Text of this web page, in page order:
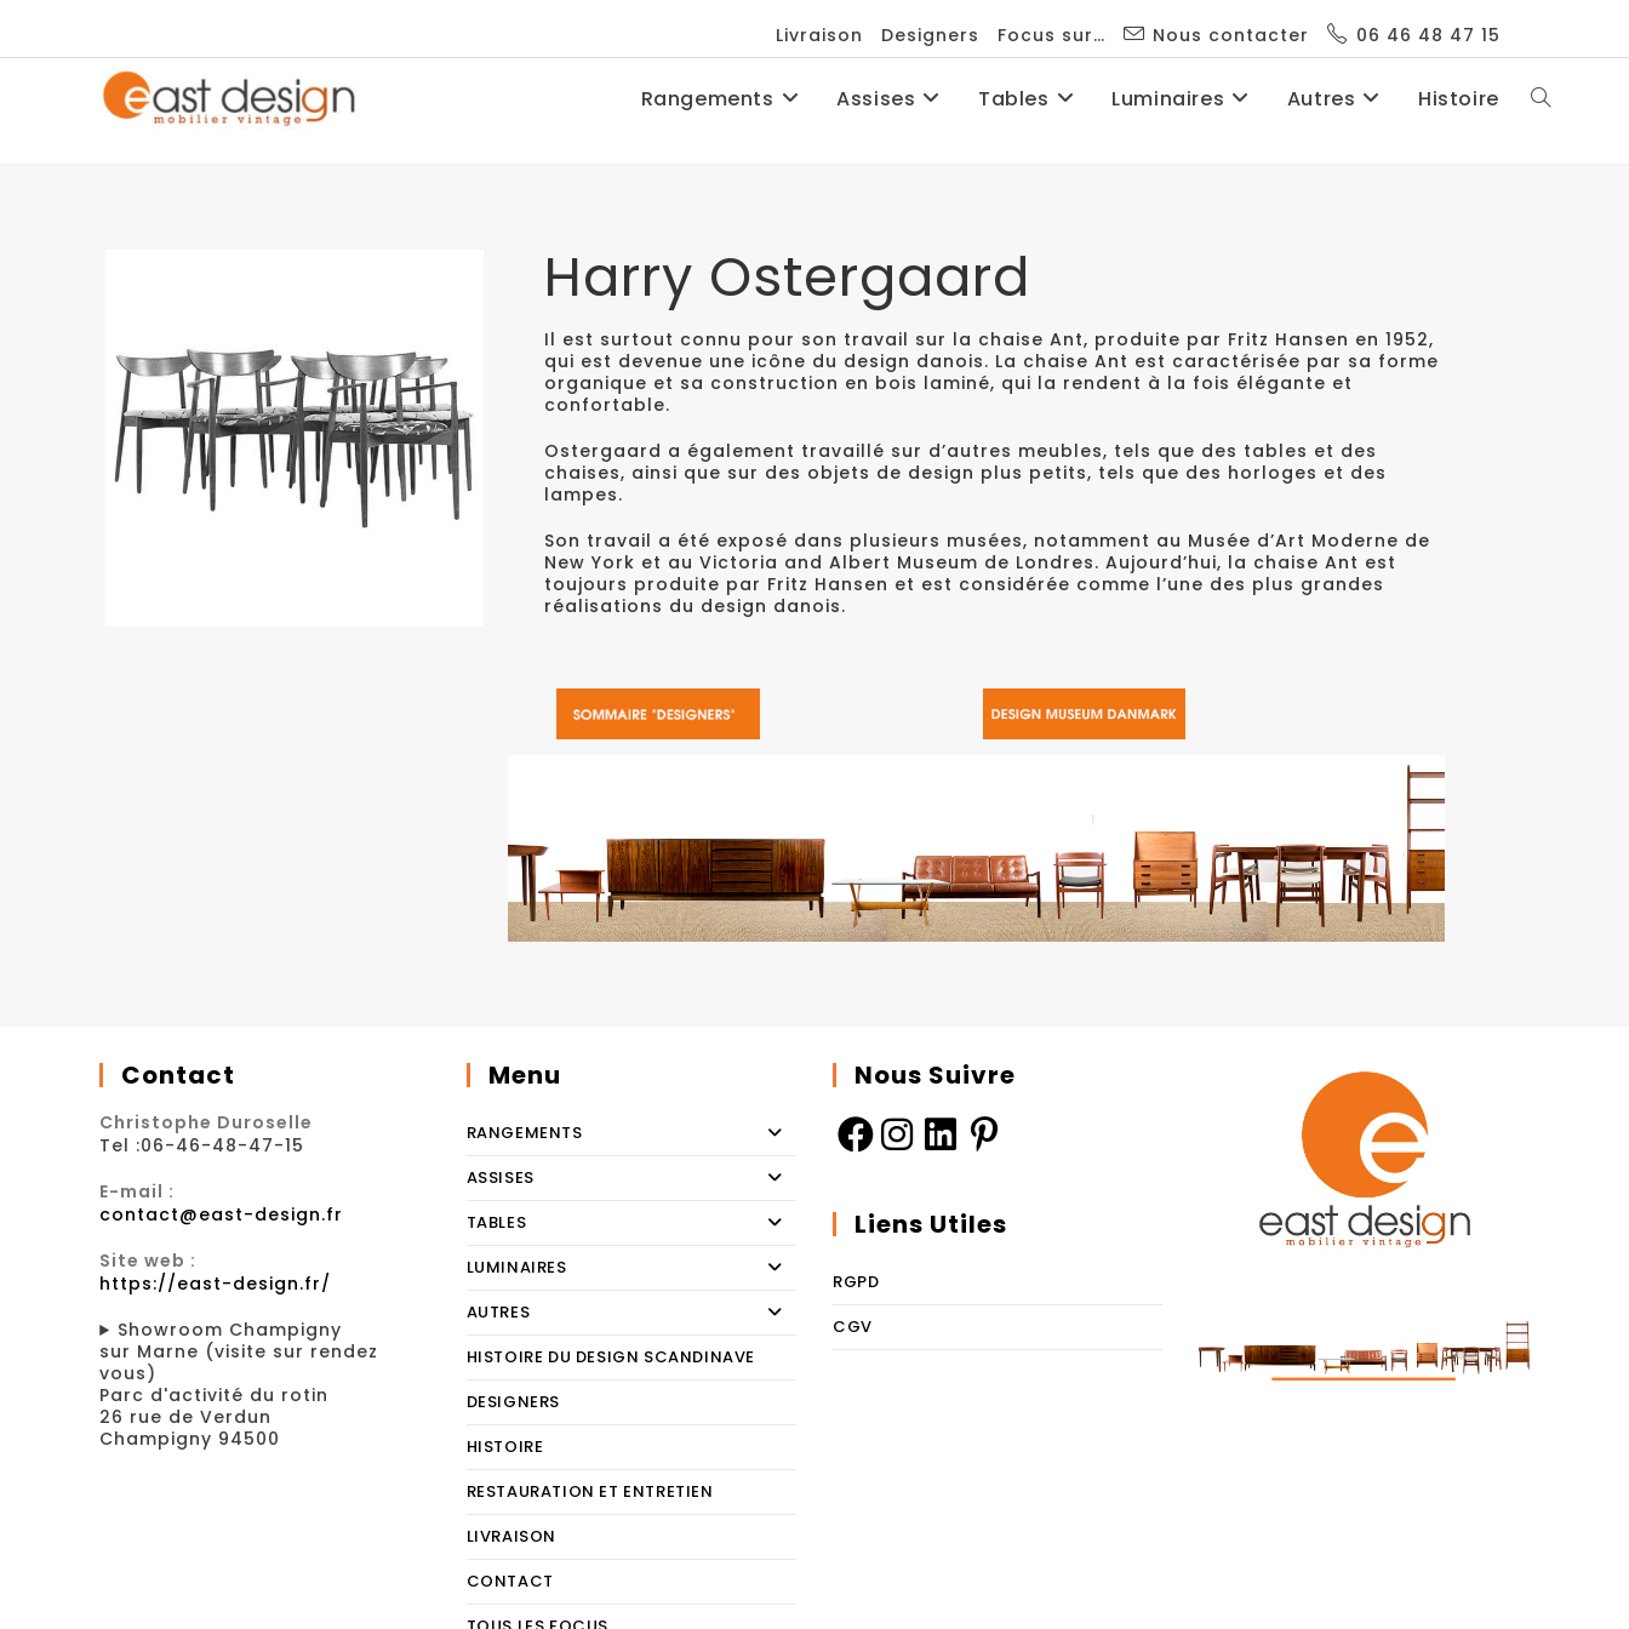
Livraison Designers Focus sur… Nous contacter 06 46 48 47 15
Rangements Assises Tables Luminaires Autres Histoire
Harry Ostergaard
Il est surtout connu pour son travail sur la chaise Ant, produite par Fritz Hansen en 1952,
qui est devenue une icône du design danois. La chaise Ant est caractérisée par sa forme
organique et sa construction en bois laminé, qui la rendent à la fois élégante et
confortable.
Ostergaard a également travaillé sur d’autres meubles, tels que des tables et des
chaises, ainsi que sur des objets de design plus petits, tels que des horloges et des
lampes.
Son travail a été exposé dans plusieurs musées, notamment au Musée d’Art Moderne de
New York et au Victoria and Albert Museum de Londres. Aujourd’hui, la chaise Ant est
toujours produite par Fritz Hansen et est considérée comme l’une des plus grandes
réalisations du design danois.
Contact
Christophe Duroselle
Tel :06-46-48-47-15
E-mail :
contact@east-design.fr
Site web :
https://east-design.fr/
Showroom Champigny
sur Marne (visite sur rendez
vous)
Parc d'activité du rotin
26 rue de Verdun
Champigny 94500
Menu
RANGEMENTS
ASSISES
TABLES
LUMINAIRES
AUTRES
HISTOIRE DU DESIGN SCANDINAVE
DESIGNERS
HISTOIRE
RESTAURATION ET ENTRETIEN
LIVRAISON
CONTACT
Nous Suivre
Liens Utiles
RGPD
CGV